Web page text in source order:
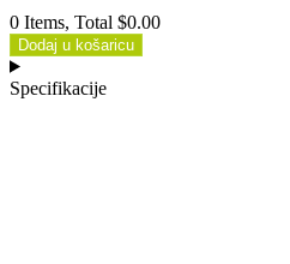
0 Items, Total $0.00
Dodaj u košaricu
Specifikacije